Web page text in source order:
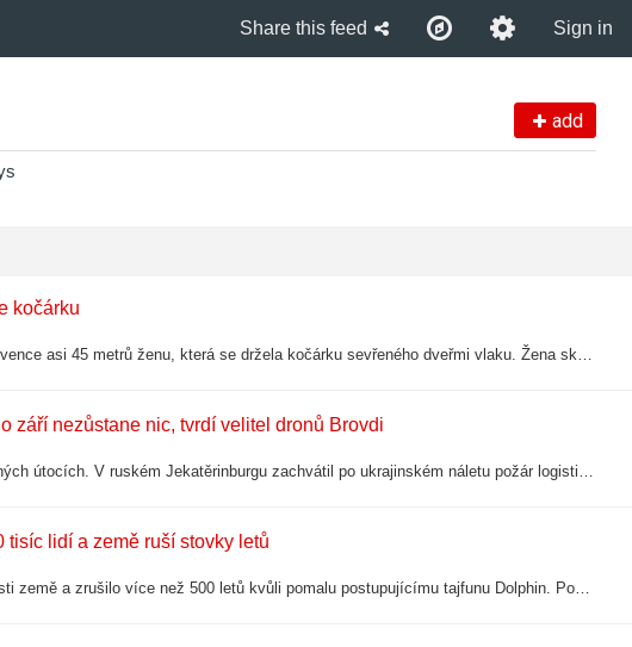
Share this feed Sign in
add
kočárku
Vlak ve stanici Háj u Duchcova na Teplicku vláčel 22. července asi 45 metrů ženu, která se držela kočárku sevřeného dveřmi vlaku. Žena skončila s pohmožděninami a odřeninami v nemocnici, dítěti se nic nestalo. Policie vyzývá svědky…
září nezůstane nic, tvrdí velitel dronů Brovdi
Ukrajina a Rusko v noci na pátek pokračovaly ve vzájemných útocích. V ruském Jekatěrinburgu zachvátil po ukrajinském náletu požár logistické centrum ruského internetového prodejce Wildberries, naopak ruské dronové útoky podle ukrajinských…
tisíc lidí a země ruší stovky letů
Japonsko nařídilo evakuaci statisíců lidí v jihozápadní části země a zrušilo více než 500 letů kvůli pomalu postupujícímu tajfunu Dolphin. Podle meteorologů přinese tajfun do oblasti silný vítr, prudký déšť a vysoké vlny, píše agentura…